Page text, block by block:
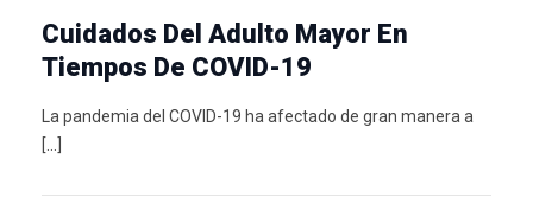
Cuidados Del Adulto Mayor En
Tiempos De COVID-19
La pandemia del COVID-19 ha afectado de gran manera a
[…]